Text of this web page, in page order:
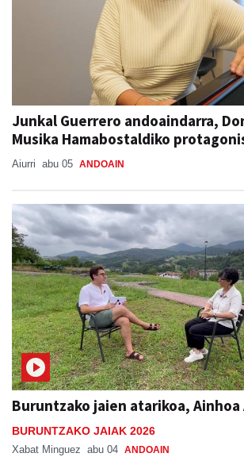
Junkal Guerrero andoaindarra,
Musika Hamabostaldiko
Aiurri abu 05 ANDOAIN
Buruntzako jaien atarikoa,
BURUNTZAKO JAIAK 2026
Xabat Minguez abu 04 ANDOAIN